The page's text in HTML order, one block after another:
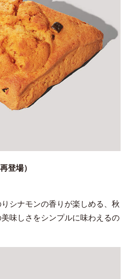
登場）
シナモンの香りが楽しめる、秋
味しさをシンプルに味わえるの